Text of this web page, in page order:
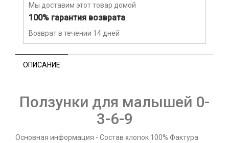
Мы доставим этот товар домой
100% гарантия возврата
Возврат в течении 14 дней
ОПИСАНИЕ
Ползунки для малышей 0-
3-6-9
Основная информация - Состав хлопок 100% Фактура